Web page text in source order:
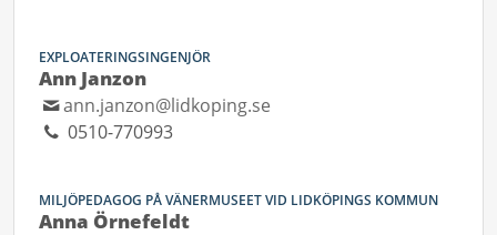
EXPLOATERINGSINGENJÖR
Ann Janzon
ann.janzon@lidkoping.se
0510-770993
MILJÖPEDAGOG PÅ VÄNERMUSEET VID LIDKÖPINGS KOMMUN
Anna Örnefeldt